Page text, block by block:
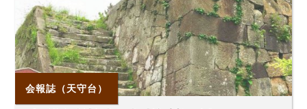
会報誌（天守台）